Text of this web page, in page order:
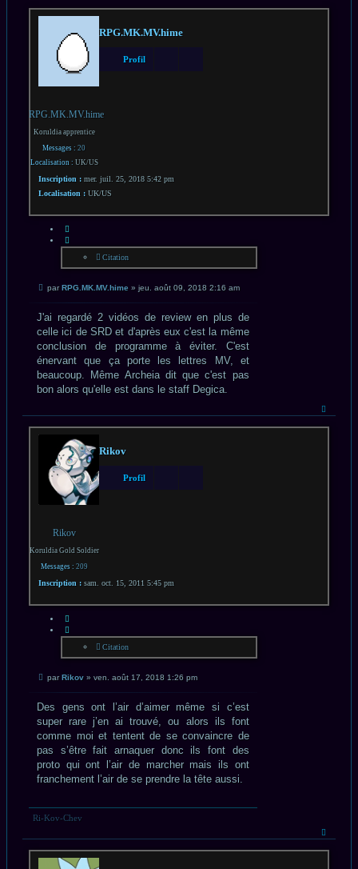
RPG.MK.MV.hime
Koruldia apprentice
Messages : 20
Localisation : UK/US
RPG.MK.MV.hime
Profil
Inscription : mer. juil. 25, 2018 5:42 pm
Localisation : UK/US
Citation
Message
parRPG.MK.MV.hime » jeu. août 09, 2018 2:16 am
J'ai regardé 2 vidéos de review en plus de
celle ici de SRD et d'après eux c'est la même
conclusion de programme à éviter. C'est
énervant que ça porte les lettres MV, et
beaucoup. Même Archeia dit que c'est pas
bon alors qu'elle est dans le staff Degica.
Rikov
Koruldia Gold Soldier
Messages : 209
Rikov
Profil
Inscription : sam. oct. 15, 2011 5:45 pm
Citation
Message
parRikov » ven. août 17, 2018 1:26 pm
Des gens ont l’air d’aimer même si c’est
super rare j’en ai trouvé, ou alors ils font
comme moi et tentent de se convaincre de
pas s’être fait arnaquer donc ils font des
proto qui ont l’air de marcher mais ils ont
franchement l’air de se prendre la tête aussi.
Ri-Kov-Chev